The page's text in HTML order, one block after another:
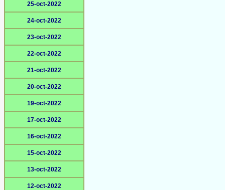
25-oct-2022
24-oct-2022
23-oct-2022
22-oct-2022
21-oct-2022
20-oct-2022
19-oct-2022
17-oct-2022
16-oct-2022
15-oct-2022
13-oct-2022
12-oct-2022